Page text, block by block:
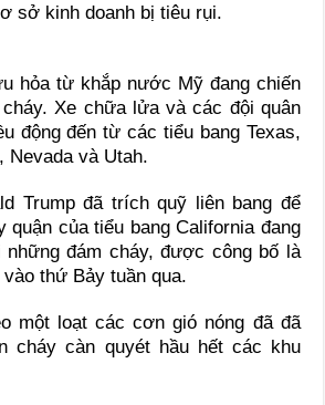
sở kinh doanh bị tiêu rụi.
hỏa từ khắp nước Mỹ đang chiến
Xe chữa lửa và các đội quân
động đến từ các tiểu bang Texas,
Nevada và Utah.
Trump đã trích quỹ liên bang để
quận của tiểu bang California đang
đám cháy, được công bố là
thứ Bảy tuần qua.
một loạt các cơn gió nóng đã đã
cháy càn quyét hầu hết các khu